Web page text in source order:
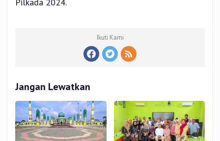
Pilkada 2024.
Ikuti Kami
Jangan Lewatkan